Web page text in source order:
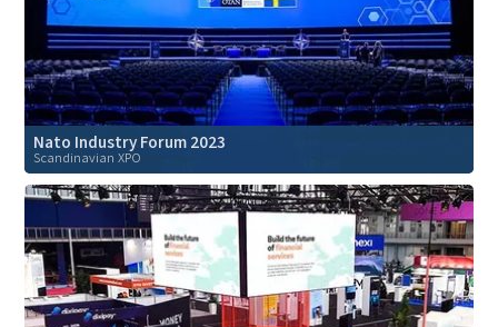
Nato Industry Forum 2023
Scandinavian XPO